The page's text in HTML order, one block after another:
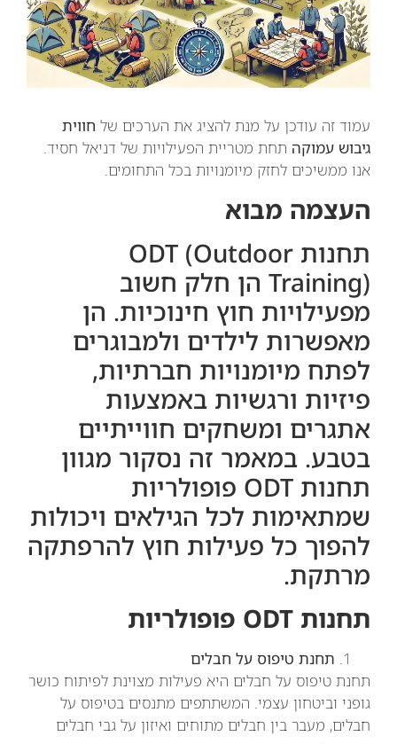
עמוד זה עודכן על מנת להציג את הערכים של חווית
גיבוש עמוקה תחת מטריית הפעילויות של דניאל חסיד.
אנו ממשיכים לחזק מיומנויות בכל התחומים.
העצמה מבוא
תחנות ODT (Outdoor
Training) הן חלק חשוב
מפעילויות חוץ חינוכיות. הן
מאפשרות לילדים ולמבוגרים
לפתח מיומנויות חברתיות,
פיזיות ורגשיות באמצעות
אתגרים ומשחקים חווייתיים
בטבע. במאמר זה נסקור מגוון
תחנות ODT פופולריות
שמתאימות לכל הגילאים ויכולות
להפוך כל פעילות חוץ להרפתקה
מרתקת.
תחנות ODT פופולריות
תחנת טיפוס על חבלים
תחנת טיפוס על חבלים היא פעילות מצוינת לפיתוח כושר
גופני וביטחון עצמי. המשתתפים מתנסים בטיפוס על
חבלים, מעבר בין חבלים מתוחים ואיזון על גבי חבלים